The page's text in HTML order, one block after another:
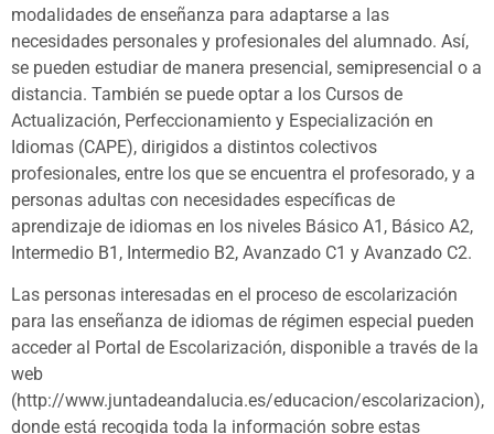
modalidades de enseñanza para adaptarse a las
necesidades personales y profesionales del alumnado. Así,
se pueden estudiar de manera presencial, semipresencial o a
distancia. También se puede optar a los Cursos de
Actualización, Perfeccionamiento y Especialización en
Idiomas (CAPE), dirigidos a distintos colectivos
profesionales, entre los que se encuentra el profesorado, y a
personas adultas con necesidades específicas de
aprendizaje de idiomas en los niveles Básico A1, Básico A2,
Intermedio B1, Intermedio B2, Avanzado C1 y Avanzado C2.
Las personas interesadas en el proceso de escolarización
para las enseñanza de idiomas de régimen especial pueden
acceder al Portal de Escolarización, disponible a través de la
web
(http://www.juntadeandalucia.es/educacion/escolarizacion),
donde está recogida toda la información sobre estas